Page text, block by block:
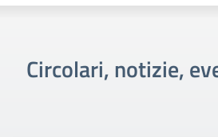
Circolari, notizie,